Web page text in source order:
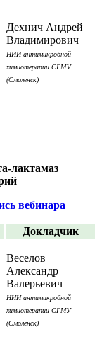
Дехнич Андрей
Владимирович
НИИ антимикробной
химиотерапии СГМУ
(Смоленск)
лактамаз
вебинара
Докладчик
Веселов
Александр
Валерьевич
НИИ антимикробной
химиотерапии СГМУ
(Смоленск)